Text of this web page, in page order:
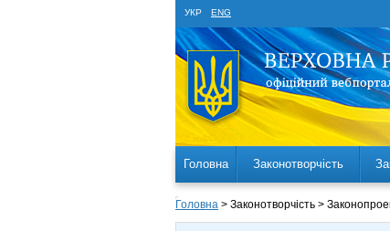
УКР ENG
Головна Законотворчість
Головна > Законотворчість >